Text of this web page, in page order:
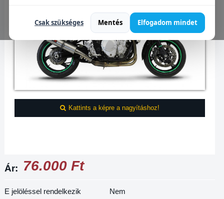
Csak szükséges Mentés Elfogadom mindet
Kattints a képre a nagyításhoz!
Ár: 76.000 Ft
E jelöléssel rendelkezik Nem